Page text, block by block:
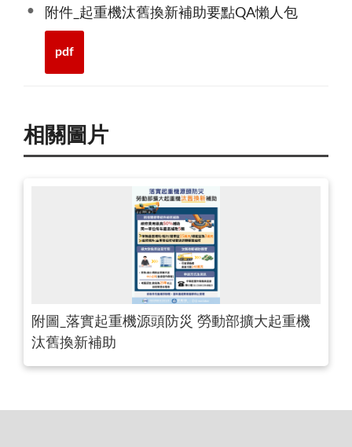
附件_起重機汰舊換新補助要點QA懶人包
pdf
相關圖片
附圖_落實起重機源頭防災 勞動部擴大起重機
汰舊換新補助